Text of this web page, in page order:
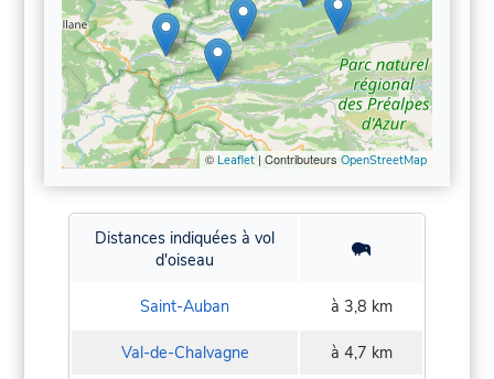
© Leaflet| Contributeurs OpenStreetMap
Distances indiquées à vol
d'oiseau
Saint-Auban à 3,8 km
Val-de-Chalvagne à 4,7 km